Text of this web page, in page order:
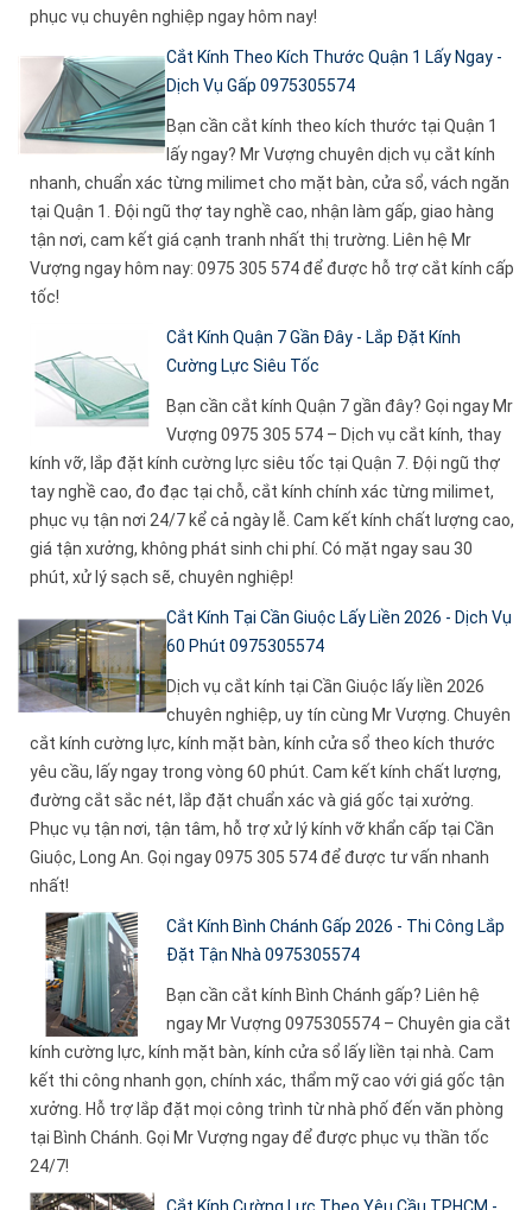
phục vụ chuyên nghiệp ngay hôm nay!
Cắt Kính Theo Kích Thước Quận 1 Lấy Ngay -
Dịch Vụ Gấp 0975305574
Bạn cần cắt kính theo kích thước tại Quận 1
lấy ngay? Mr Vượng chuyên dịch vụ cắt kính
nhanh, chuẩn xác từng milimet cho mặt bàn, cửa sổ, vách ngăn
tại Quận 1. Đội ngũ thợ tay nghề cao, nhận làm gấp, giao hàng
tận nơi, cam kết giá cạnh tranh nhất thị trường. Liên hệ Mr
Vượng ngay hôm nay: 0975 305 574 để được hỗ trợ cắt kính cấp
tốc!
Cắt Kính Quận 7 Gần Đây - Lắp Đặt Kính
Cường Lực Siêu Tốc
Bạn cần cắt kính Quận 7 gần đây? Gọi ngay Mr
Vượng 0975 305 574 – Dịch vụ cắt kính, thay
kính vỡ, lắp đặt kính cường lực siêu tốc tại Quận 7. Đội ngũ thợ
tay nghề cao, đo đạc tại chỗ, cắt kính chính xác từng milimet,
phục vụ tận nơi 24/7 kể cả ngày lễ. Cam kết kính chất lượng cao,
giá tận xưởng, không phát sinh chi phí. Có mặt ngay sau 30
phút, xử lý sạch sẽ, chuyên nghiệp!
Cắt Kính Tại Cần Giuộc Lấy Liền 2026 - Dịch Vụ
60 Phút 0975305574
Dịch vụ cắt kính tại Cần Giuộc lấy liền 2026
chuyên nghiệp, uy tín cùng Mr Vượng. Chuyên
cắt kính cường lực, kính mặt bàn, kính cửa sổ theo kích thước
yêu cầu, lấy ngay trong vòng 60 phút. Cam kết kính chất lượng,
đường cắt sắc nét, lắp đặt chuẩn xác và giá gốc tại xưởng.
Phục vụ tận nơi, tận tâm, hỗ trợ xử lý kính vỡ khẩn cấp tại Cần
Giuộc, Long An. Gọi ngay 0975 305 574 để được tư vấn nhanh
nhất!
Cắt Kính Bình Chánh Gấp 2026 - Thi Công Lắp
Đặt Tận Nhà 0975305574
Bạn cần cắt kính Bình Chánh gấp? Liên hệ
ngay Mr Vượng 0975305574 – Chuyên gia cắt
kính cường lực, kính mặt bàn, kính cửa sổ lấy liền tại nhà. Cam
kết thi công nhanh gọn, chính xác, thẩm mỹ cao với giá gốc tận
xưởng. Hỗ trợ lắp đặt mọi công trình từ nhà phố đến văn phòng
tại Bình Chánh. Gọi Mr Vượng ngay để được phục vụ thần tốc
24/7!
Cắt Kính Cường Lực Theo Yêu Cầu TPHCM -